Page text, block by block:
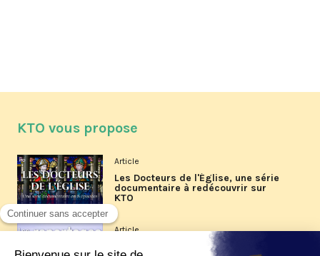
KTO vous propose
Article
Les Docteurs de l'Église, une série
documentaire à redécouvrir sur
KTO
Article
Les reportages d'été 2026 de KTO